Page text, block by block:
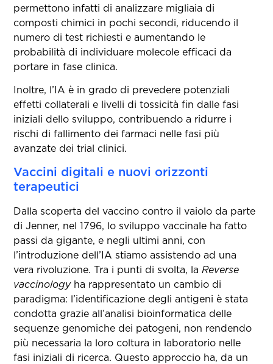
permettono infatti di analizzare migliaia di
composti chimici in pochi secondi, riducendo il
numero di test richiesti e aumentando le
probabilità di individuare molecole efficaci da
portare in fase clinica.
Inoltre, l’IA è in grado di prevedere potenziali
effetti collaterali e livelli di tossicità fin dalle fasi
iniziali dello sviluppo, contribuendo a ridurre i
rischi di fallimento dei farmaci nelle fasi più
avanzate dei trial clinici.
Vaccini digitali e nuovi orizzonti
terapeutici
Dalla scoperta del vaccino contro il vaiolo da parte
di Jenner, nel 1796, lo sviluppo vaccinale ha fatto
passi da gigante, e negli ultimi anni, con
l’introduzione dell’IA stiamo assistendo ad una
vera rivoluzione. Tra i punti di svolta, laReverse
vaccinology ha rappresentato un cambio di
paradigma: l’identificazione degli antigeni è stata
condotta grazie all’analisi bioinformatica delle
sequenze genomiche dei patogeni, non rendendo
più necessaria la loro coltura in laboratorio nelle
fasi iniziali di ricerca. Questo approccio ha, da un